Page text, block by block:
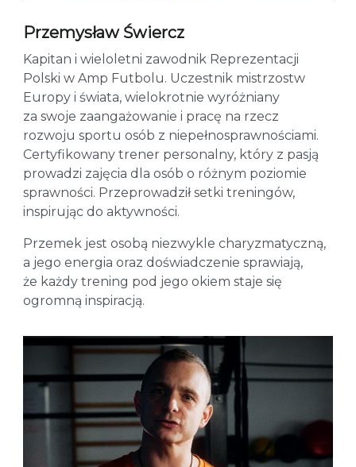
Przemysław Świercz
Kapitan i wieloletni zawodnik Reprezentacji
Polski w Amp Futbolu. Uczestnik mistrzostw
Europy i świata, wielokrotnie wyróżniany
za swoje zaangażowanie i pracę na rzecz
rozwoju sportu osób z niepełnosprawnościami.
Certyfikowany trener personalny, który z pasją
prowadzi zajęcia dla osób o różnym poziomie
sprawności. Przeprowadził setki treningów,
inspirując do aktywności.
Przemek jest osobą niezwykle charyzmatyczną,
a jego energia oraz doświadczenie sprawiają,
że każdy trening pod jego okiem staje się
ogromną inspiracją.